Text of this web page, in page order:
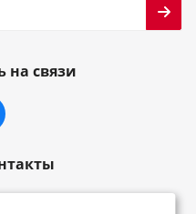
на связи